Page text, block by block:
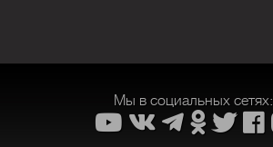
Мы в социальных сетях: